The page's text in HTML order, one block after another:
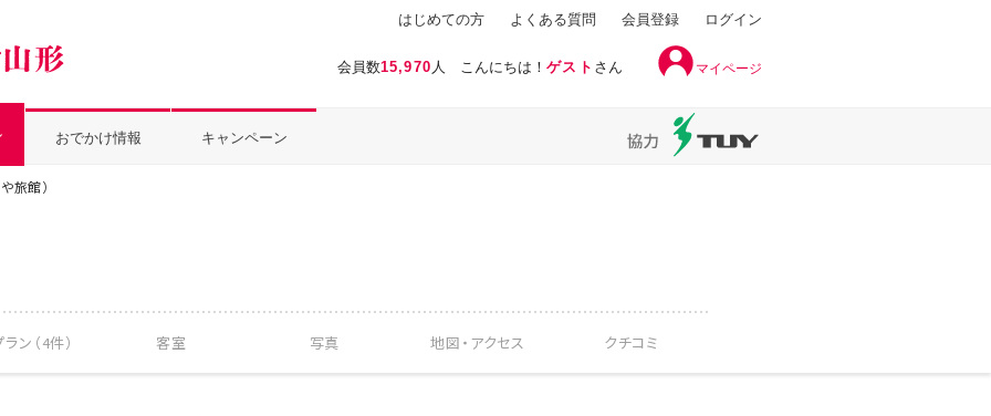
会員数15,970 人 こんにちは！ゲスト さん マイページ
はじめての方 よくある質問 会員登録 ログイン
おでかけ情報 キャンペーン
旅館）
ン（4件） 客室 写真 地図・ アクセス クチコミ